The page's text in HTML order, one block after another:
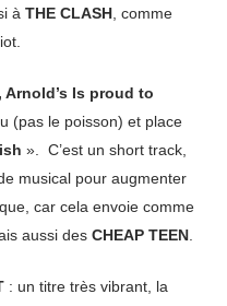
à THE CLASH, comme
Arnold’s Is proud to
(pas le poisson) et place
». C’est un short track,
musical pour augmenter
car cela envoie comme
aussi des CHEAP TEEN.
: un titre très vibrant, la